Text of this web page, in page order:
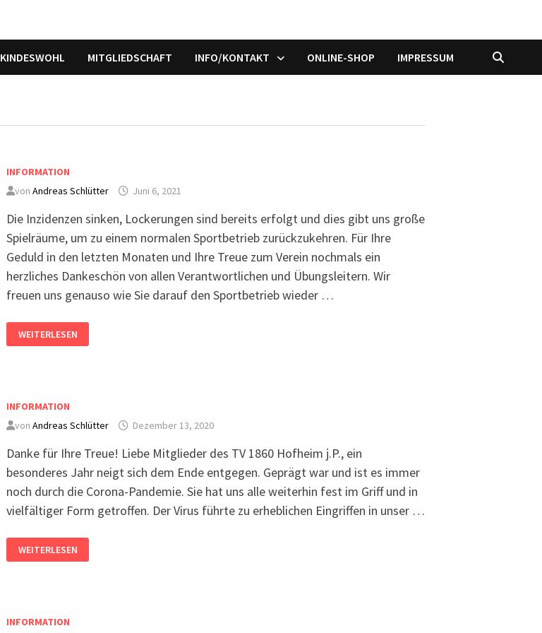
KINDESWOHL MITGLIEDSCHAFT INFO/KONTAKT ONLINE-SHOP IMPRESSUM
INFORMATION
von Andreas Schlütter Juni 6, 2021
Die Inzidenzen sinken, Lockerungen sind bereits erfolgt und dies gibt uns große
Spielräume, um zu einem normalen Sportbetrieb zurückzukehren. Für Ihre
Geduld in den letzten Monaten und Ihre Treue zum Verein nochmals ein
herzliches Dankeschön von allen Verantwortlichen und Übungsleitern. Wir
freuen uns genauso wie Sie darauf den Sportbetrieb wieder …
WEITERLESEN
INFORMATION
von Andreas Schlütter Dezember 13, 2020
Danke für Ihre Treue! Liebe Mitglieder des TV 1860 Hofheim j.P., ein
besonderes Jahr neigt sich dem Ende entgegen. Geprägt war und ist es immer
noch durch die Corona-Pandemie. Sie hat uns alle weiterhin fest im Griff und in
vielfältiger Form getroffen. Der Virus führte zu erheblichen Eingriffen in unser …
WEITERLESEN
INFORMATION